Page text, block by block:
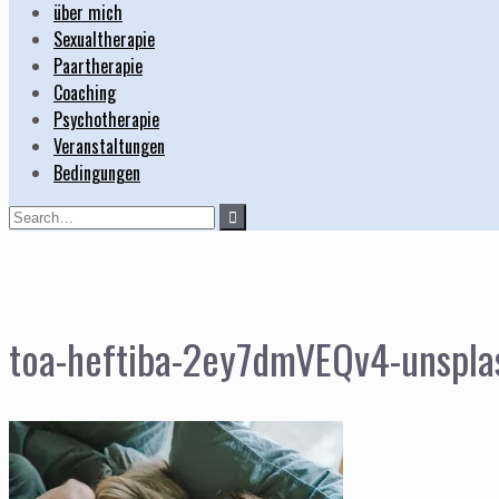
über mich
Sexualtherapie
Paartherapie
Coaching
Psychotherapie
Veranstaltungen
Bedingungen
Search
for:
toa-heftiba-2ey7dmVEQv4-